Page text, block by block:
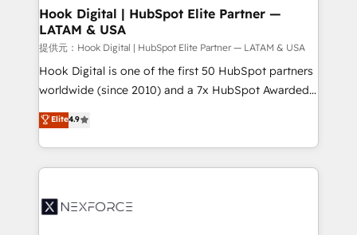
Revenue Operations - Inbound Marketing -
Outbound Marketing - HubSpot CMS Website
Design & Development We empower our clients to
reach their full potential by providing transparent,
relationship-driven support. With over 300 HubSpot
technical know-how and strategic guidance you
need to succeed.
Hook Digital | HubSpot Elite Partner —
LATAM & USA
提供元：Hook Digital | HubSpot Elite Partner — LATAM & USA
Hook Digital is one of the first 50 HubSpot partners
worldwide (since 2010) and a 7x HubSpot Awarded
Elite Partner. With 500+ projects across the U.S.,
Brazil, and LATAM, we combine global expertise with
regional experience. Today, we are Brazil’s largest
HubSpot Elite Partner—trusted by companies across
Implementation & Migration Onboarding across all
Elite4.9